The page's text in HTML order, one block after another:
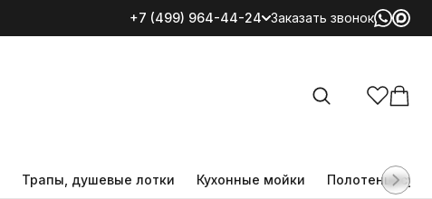
+7 (499) 964-44-24 Заказать звонок
Трапы, душевые лотки Кухонные мойки